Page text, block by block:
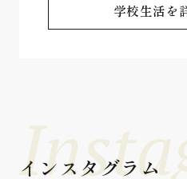
学校生活を
インスタグラム